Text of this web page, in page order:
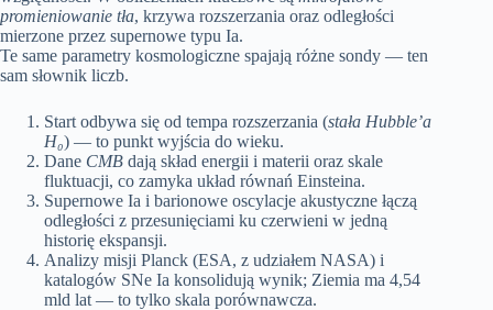
promieniowanie tła, krzywa rozszerzania oraz odległości
mierzone przez supernowe typu Ia.
Te same parametry kosmologiczne spajają różne sondy — ten
sam słownik liczb.
Start odbywa się od tempa rozszerzania (stała Hubble’a
H₀) — to punkt wyjścia do wieku.
Dane CMB dają skład energii i materii oraz skale
fluktuacji, co zamyka układ równań Einsteina.
Supernowe Ia i barionowe oscylacje akustyczne łączą
odległości z przesunięciami ku czerwieni w jedną
historię ekspansji.
Analizy misji Planck (ESA, z udziałem NASA) i
katalogów SNe Ia konsolidują wynik; Ziemia ma 4,54
mld lat — to tylko skala porównawcza.